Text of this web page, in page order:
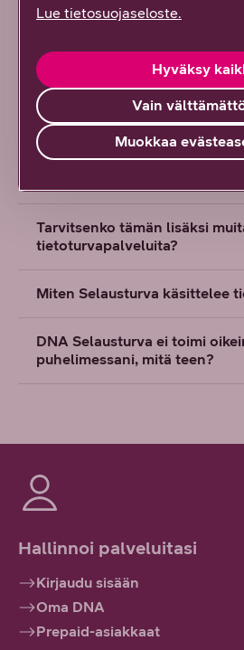
Selausturvasta
Miten aloitan palvelun
Tarvitsenko tämän lisäksi
tietoturvapalveluita?
Miten Selausturva käsittelee
DNA Selausturva ei toimi
puhelimessani, mitä teen?
Hallinnoi palveluitasi
Kirjaudu sisään
Oma DNA
Prepaid-asiakkaat
Lue tietosuojaseloste.
Vain
Hyväksy
Muokkaa